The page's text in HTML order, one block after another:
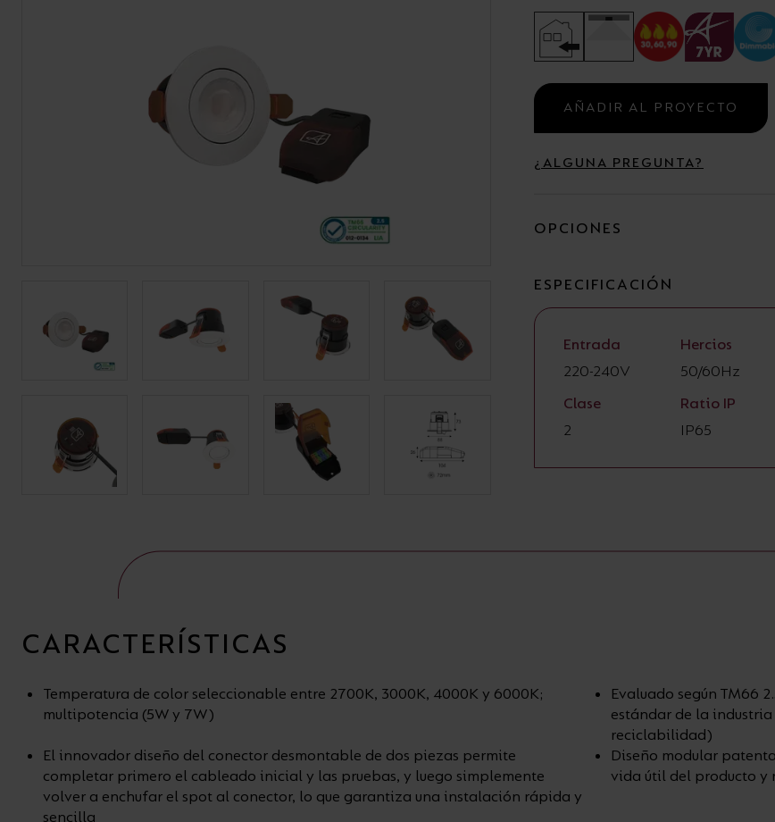
Estancas y Regletas
AÑADIR AL PROYECTO
¿ALGUNA PREGUNTA?
OPCIONES
ESPECIFICACIÓN
Entrada
220-240V
Hercios
50/60Hz
Clase
2
Ratio IP
IP65
CARACTERÍSTICAS
Temperatura de color seleccionable entre 2700K, 3000K, 4000K y 6000K;
multipotencia (5W y 7W)
Evaluado según TM66
estándar de la
reciclabilidad)
El innovador diseño del conector desmontable de dos piezas permite
completar primero el cableado inicial y las pruebas, y luego simplemente
volver a enchufar el spot al conector, lo que garantiza una instalación rápida y
sencilla
Diseño modular
vida útil del producto y